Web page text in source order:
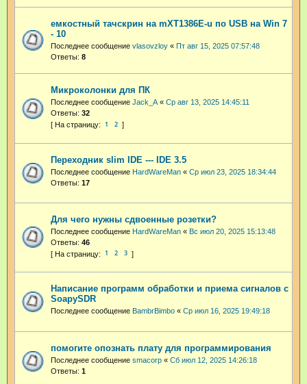
емкостный тачскрин на mXT1386E-u по USB на Win 7
- 10
Последнее сообщение vlasovzloy « Пт авг 15, 2025 07:57:48
Ответы: 8
Микроколонки для ПК
Последнее сообщение Jack_A « Ср авг 13, 2025 14:45:11
Ответы: 32
1 2
Переходник slim IDE --- IDE 3.5
Последнее сообщение HardWareMan « Ср июл 23, 2025 18:34:44
Ответы: 17
Для чего нужны сдвоенные розетки?
Последнее сообщение HardWareMan « Вс июл 20, 2025 15:13:48
Ответы: 46
1 2 3
Написание программ обработки и приема сигналов с
SoapySDR
Последнее сообщение BambrBimbo « Ср июл 16, 2025 19:49:18
помогите опознать плату для программирования
Последнее сообщение smacorp « Сб июл 12, 2025 14:26:18
Ответы: 1